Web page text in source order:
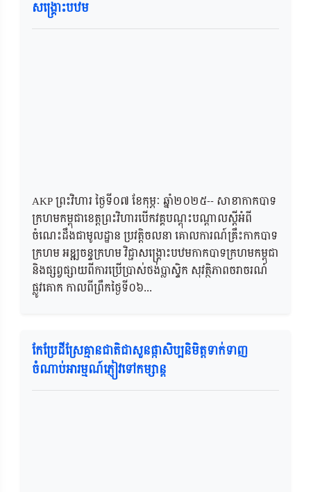
សង្គ្រោះបឋម
AKP ព្រះវិហារ ថ្ងៃទី០៧ ខែកុម្ភៈ ឆ្នាំ២០២៥-- សាខាកាកបាទ
ក្រហមកម្ពុជាខេត្តព្រះវិហារបើកវគ្គបណ្តុះបណ្តាលស្តីអំពី
ចំណេះដឹងជាមូលដ្ឋាន ប្រវត្តិចលនា គោលការណ៍គ្រឹះកាកបាទ
ក្រហម អឌ្ឍចន្ទក្រហម វិជ្ជាសង្គ្រោះបឋមកាកបាទក្រហមកម្ពុជា
និងផ្សព្វផ្សាយពីការប្រើប្រាស់ថង់ប្លាស្ទិក សុវត្ថិភាពចរាចរណ៍
ផ្លូវគោក កាលពីព្រឹកថ្ងៃទី០៦...
កែប្រែដីស្រែគ្មានជាតិជាសួនផ្កាសិប្បនិមិត្តទាក់ទាញ
ចំណាប់អារម្មណ៍ភ្ញៀវទៅកម្សាន្ត